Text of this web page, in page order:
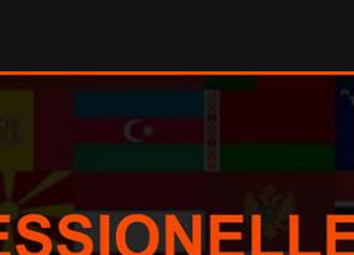
✓Dolmetscher,
Korrektorat/Lektorat,
und ✓Übersetzungsbüro in